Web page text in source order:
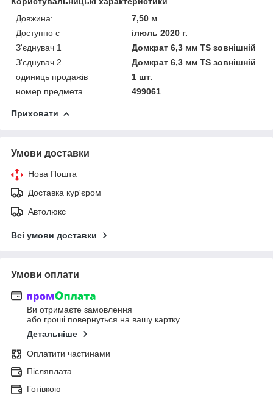
Довжина:
7,50 м
Доступно с
ілюль 2020 г.
З'єднувач 1
Домкрат 6,3 мм TS зовнішній
З'єднувач 2
Домкрат 6,3 мм TS зовнішній
одиниць продажів
1 шт.
номер предмета
499061
Приховати
Умови доставки
Нова Пошта
Доставка кур'єром
Автолюкс
Всі умови доставки
Умови оплати
Ви отримаєте замовлення
або гроші повернуться на вашу картку
Детальніше
Оплатити частинами
Післяплата
Готівкою